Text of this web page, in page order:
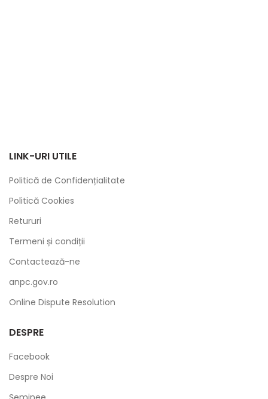
LINK-URI UTILE
Politică de Confidențialitate
Politică Cookies
Retururi
Termeni și condiții
Contactează-ne
anpc.gov.ro
Online Dispute Resolution
DESPRE
Facebook
Despre Noi